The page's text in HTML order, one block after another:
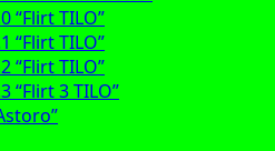
“Flirt TILO”
“Flirt TILO”
“Flirt TILO”
“Flirt 3 TILO”